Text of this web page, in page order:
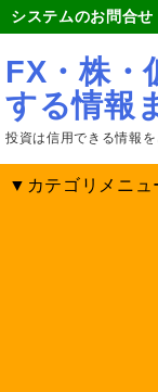
システムのお問合せ
FX・株・
する情報
投資は信用できる情報
▼カテゴリメニュ